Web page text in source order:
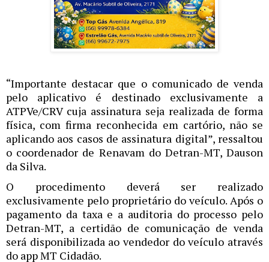
“Importante destacar que o comunicado de venda
pelo aplicativo é destinado exclusivamente a
ATPVe/CRV cuja assinatura seja realizada de forma
física, com firma reconhecida em cartório, não se
aplicando aos casos de assinatura digital”, ressaltou
o coordenador de Renavam do Detran-MT, Dauson
da Silva.
O procedimento deverá ser realizado
exclusivamente pelo proprietário do veículo. Após o
pagamento da taxa e a auditoria do processo pelo
Detran-MT, a certidão de comunicação de venda
será disponibilizada ao vendedor do veículo através
do app MT Cidadão.